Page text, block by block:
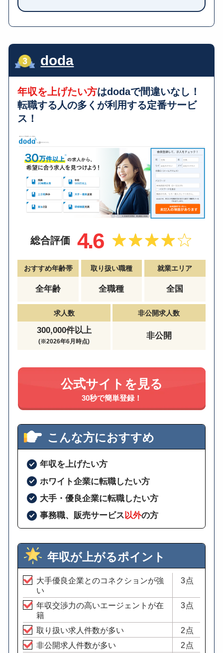
doda
年収を上げたい方はdodaで間違いなし！
転職する人の多くが利用する定番サービ
ス！
総合評価 4.6
おすすめ年齢帯
全年齢
取り扱い職種
全職種
就業エリア
全国
求人数
300,000件以上
(※2026年6月時点)
非公開求人数
非公開
公式サイトを見る
30秒で簡単登録！
こんな方におすすめ
年収を上げたい方
ホワイト企業に転職したい方
大手・優良企業に転職したい方
事務職、販売サービス以外の方
年収が上がるポイント
大手優良企業とのコネクションが強
い
3点
年収交渉力の高いエージェントが在
籍
3点
取り扱い求人件数が多い
2点
非公開求人件数が多い
2点